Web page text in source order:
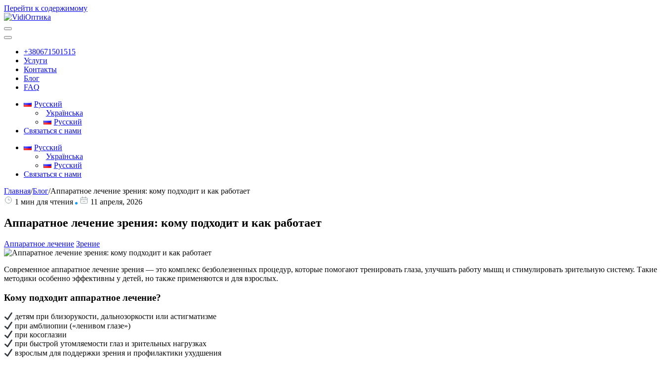
Перейти к содержимому
Основная
навигация
+380671501515
Услуги
Контакты
Блог
FAQ
Русский
Українська
Русский
Связаться с нами
Русский
Українська
Русский
Связаться с нами
Главная/Блог/Аппаратное лечение зрения: кому подходит и как работает
1 мин для чтения
11 апреля, 2026
Аппаратное лечение зрения: кому подходит и как работает
Аппаратное лечение Зрение
Современное аппаратное лечение зрения — это комплекс безболезненных процедур, которые помогают тренировать глаза, улучшать работу мышц и стимулировать зрительную систему. Такие
методики особенно эффективны у детей, но также применяются и для взрослых.
Кому подходит аппаратное лечение?
детям при близорукости, дальнозоркости или астигматизме
при амблиопии («ленивом глазе»)
при косоглазии
при быстрой утомляемости глаз и зрительных нагрузках
взрослым для поддержки зрения и профилактики ухудшения